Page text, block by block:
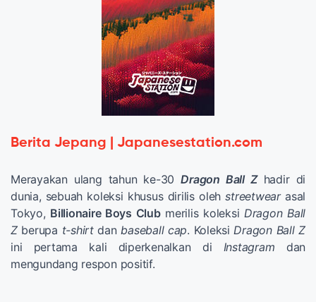
Berita Jepang | Japanesestation.com
Merayakan ulang tahun ke-30Dragon Ball Z hadir di
dunia, sebuah koleksi khusus dirilis olehstreetwearasal
Tokyo, Billionaire Boys Clubmerilis koleksi Dragon Ball
Zberupa t-shirtdan baseball cap. Koleksi Dragon Ball Z
ini pertama kali diperkenalkan di Instagram dan
mengundang respon positif.